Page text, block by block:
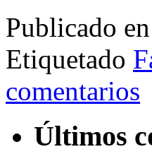
Publicado en
Etiquetado
comentarios
Últimos